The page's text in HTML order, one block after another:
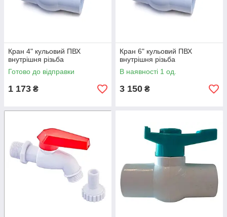
Кран 4" кульовий ПВХ
внутрішня різьба
Готово до відправки
1 173 ₴
Кран 6" кульовий ПВХ
внутрішня різьба
В наявності 1 од.
3 150 ₴